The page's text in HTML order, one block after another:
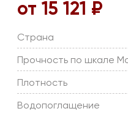
от 15 121 ₽
Страна
Прочность по шкале
Плотность
Водопоглащение